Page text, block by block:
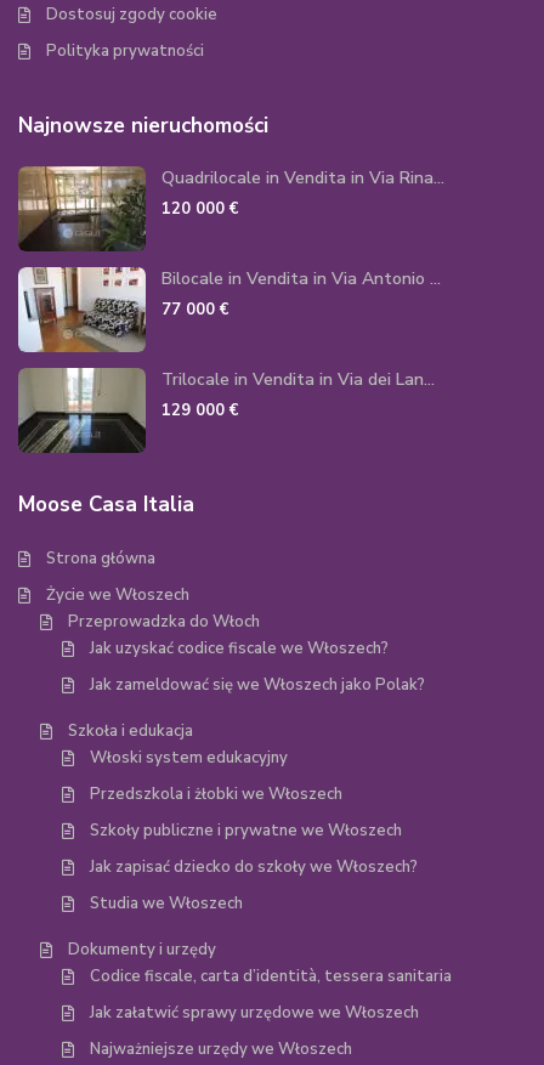
Dostosuj zgody cookie
Polityka prywatności
Najnowsze nieruchomości
Quadrilocale in Vendita in Via Rina...
120 000 €
Bilocale in Vendita in Via Antonio ...
77 000 €
Trilocale in Vendita in Via dei Lan...
129 000 €
Moose Casa Italia
Strona główna
Życie we Włoszech
Przeprowadzka do Włoch
Jak uzyskać codice fiscale we Włoszech?
Jak zameldować się we Włoszech jako Polak?
Szkoła i edukacja
Włoski system edukacyjny
Przedszkola i żłobki we Włoszech
Szkoły publiczne i prywatne we Włoszech
Jak zapisać dziecko do szkoły we Włoszech?
Studia we Włoszech
Dokumenty i urzędy
Codice fiscale, carta d’identità, tessera sanitaria
Jak załatwić sprawy urzędowe we Włoszech
Najważniejsze urzędy we Włoszech